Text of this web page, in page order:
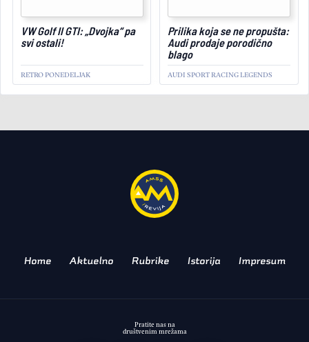
VW Golf II GTI: „Dvojka“ pa
svi ostali!
RETRO PONEDELJAK
Prilika koja se ne propušta:
Audi prodaje porodično
blago
AUDI SPORT RACING LEGENDS
April 20, 2026
Dokaz da lepota nekada
Home Aktuelno Rubrike Istorija Impresum
Pratite nas na
društvenim mrežama